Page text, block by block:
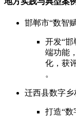
邯郸市“数智
开发“邯
端功能
化，获
。
迁西县数字乡
打造“数